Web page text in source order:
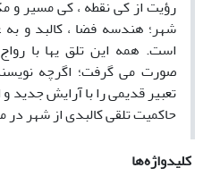
رؤیت از کی نقطه ، کی مسیر و
شهر؛ هندسه فضا ، کالبد و به
است. همه این تلق یها با
صورت می گرفت؛ اگرچه
تعبیر قدیمی را با آرایش جدید
حاکمیت تلقی کالبدی از شهر در
کلیدواژه‌ها